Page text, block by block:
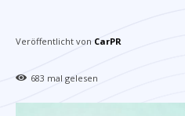
Veröffentlicht von CarPR
683 mal gelesen